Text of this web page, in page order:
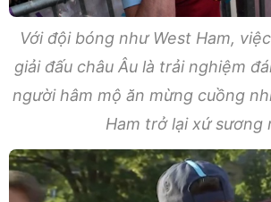
Với đội bóng như West Ham,
giải đấu châu Âu là trải nghiệm
người hâm mộ ăn mừng cuồng
Ham trở lại xứ sương